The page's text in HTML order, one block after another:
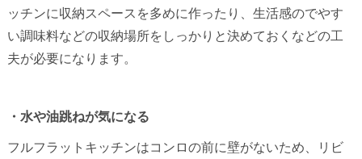
ッチンに収納スペースを多めに作ったり、生活感のでやす
い調味料などの収納場所をしっかりと決めておくなどの工
夫が必要になります。
・水や油跳ねが気になる
フルフラットキッチンはコンロの前に壁がないため、リビ